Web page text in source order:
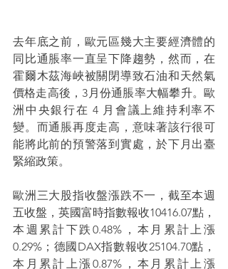
去年底之前，歐元區幾大主要經濟體的
同比通脹率一直呈下降趨勢，然而，在
霍爾木茲海峽被關閉導致石油和天然氣
價格走高後，3月份通脹率大幅攀升。歐
洲中央銀行在 4 月會議上維持利率不
變。而通脹再度走高，意味著該行很可
能將此前的預警落到實處，於下月出臺
緊縮政策。
歐洲三大股指收盤漲跌不一，截至本週
五收盤，英國富時指數報收10416.07點，
本週累計下跌0.48%，本月累計上漲
0.29%；德國DAX指數報收25104.70點，
本月累計上漲0.87%，本月累計上漲